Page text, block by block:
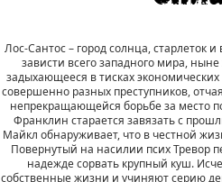
Лос-Сантос – город солнца, старлеток
зависти всего западного мира,
задыхающееся в тисках
совершенно разных преступников,
непрекращающейся борьбе за место
Франклин старается завязать с
Майкл обнаруживает, что в честной
Повернутый на насилии псих Тревор
надежде сорвать крупный куш.
собственные жизни и учиняют серию